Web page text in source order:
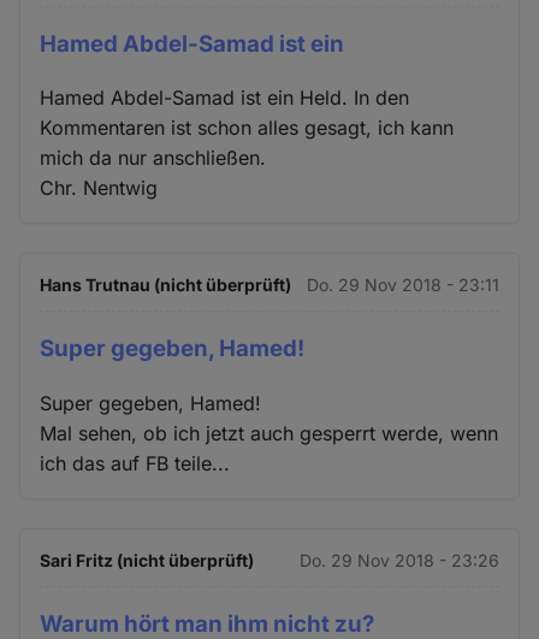
Hamed Abdel-Samad ist ein
Hamed Abdel-Samad ist ein Held. In den
Kommentaren ist schon alles gesagt, ich kann
mich da nur anschließen.
Chr. Nentwig
Hans Trutnau (nicht überprüft) Do. 29 Nov 2018 - 23:11
Super gegeben, Hamed!
Super gegeben, Hamed!
Mal sehen, ob ich jetzt auch gesperrt werde, wenn
ich das auf FB teile...
Sari Fritz (nicht überprüft) Do. 29 Nov 2018 - 23:26
Warum hört man ihm nicht zu?